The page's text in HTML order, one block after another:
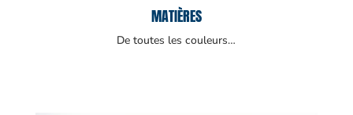
MATIÈRES
De toutes les couleurs…